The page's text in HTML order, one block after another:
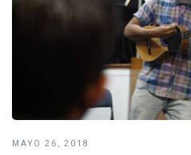
MAYO 26, 2018